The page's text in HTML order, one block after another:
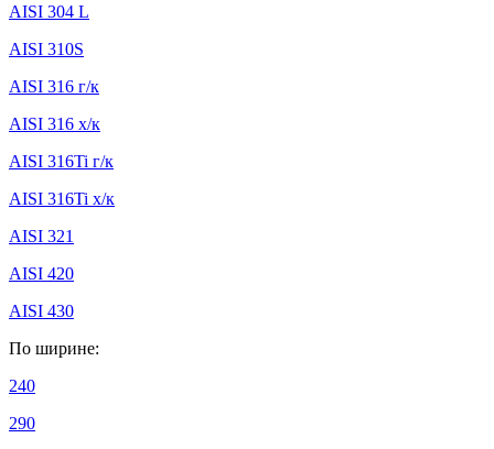
AISI 304 L
AISI 310S
AISI 316 г/к
AISI 316 х/к
AISI 316Ti г/к
AISI 316Ti х/к
AISI 321
AISI 420
AISI 430
По ширине:
240
290